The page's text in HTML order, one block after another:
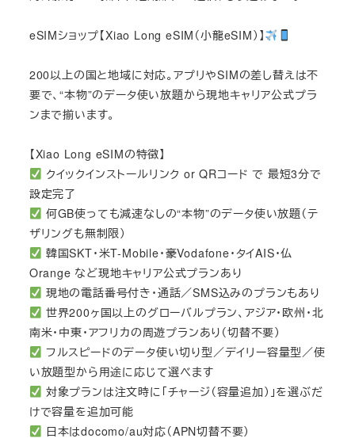
eSIMショップ【Xiao Long eSIM（小龍eSIM）】
200以上の国と地域に対応。アプリやSIMの差し替えは不
要で、“本物”のデータ使い放題から現地キャリア公式プラ
ンまで揃います。
【Xiao Long eSIMの特徴】
クイックインストールリンク or QRコード で 最短3分で
設定完了
何GB使っても減速なしの“本物”のデータ使い放題（テ
ザリングも無制限）
韓国SKT・米T-Mobile・豪Vodafone・タイAIS・仏
Orange など現地キャリア公式プランあり
現地の電話番号付き・通話／SMS込みのプランもあり
世界200ヶ国以上のグローバルプラン、アジア・欧州・北
南米・中東・アフリカの周遊プランあり（切替不要）
フルスピードのデータ使い切り型／デイリー容量型／使
い放題型から用途に応じて選べます
対象プランは注文時に「チャージ（容量追加）」を選ぶだ
けで容量を追加可能
日本はdocomo/au対応（APN切替不要）